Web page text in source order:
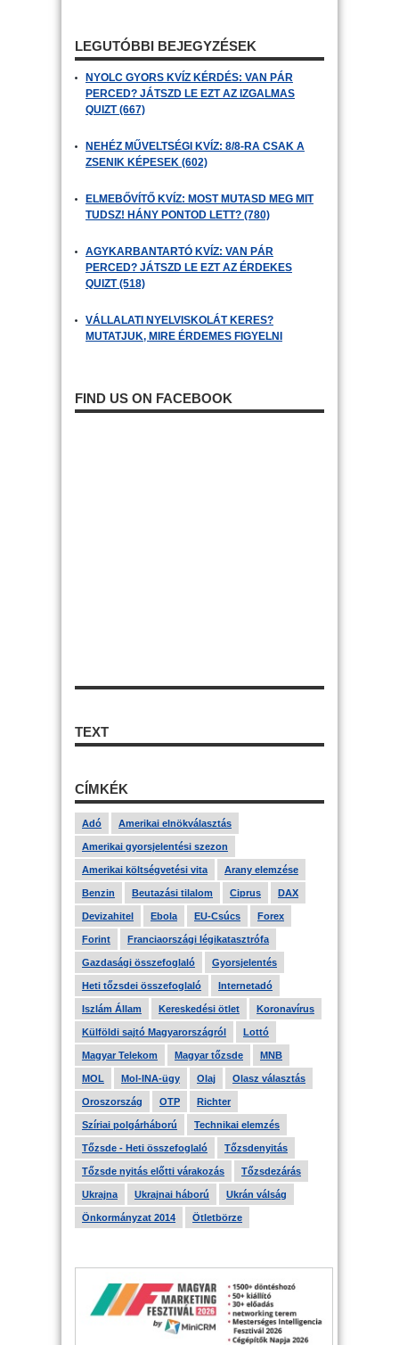
LEGUTÓBBI BEJEGYZÉSEK
NYOLC GYORS KVÍZ KÉRDÉS: VAN PÁR
PERCED? JÁTSZD LE EZT AZ IZGALMAS
QUIZT (667)
NEHÉZ MŰVELTSÉGI KVÍZ: 8/8-RA CSAK A
ZSENIK KÉPESEK (602)
ELMEBŐVÍTŐ KVÍZ: MOST MUTASD MEG MIT
TUDSZ! HÁNY PONTOD LETT? (780)
AGYKARBANTARTÓ KVÍZ: VAN PÁR
PERCED? JÁTSZD LE EZT AZ ÉRDEKES
QUIZT (518)
VÁLLALATI NYELVISKOLÁT KERES?
MUTATJUK, MIRE ÉRDEMES FIGYELNI
FIND US ON FACEBOOK
TEXT
CÍMKÉK
Adó Amerikai elnökválasztás
Amerikai gyorsjelentési szezon
Amerikai költségvetési vita Arany elemzése
Benzin Beutazási tilalom Ciprus DAX
Devizahitel Ebola EU-Csúcs Forex
Forint Franciaországi légikatasztrófa
Gazdasági összefoglaló Gyorsjelentés
Heti tőzsdei összefoglaló Internetadó
Iszlám Állam Kereskedési ötlet Koronavírus
Külföldi sajtó Magyarországról Lottó
Magyar Telekom Magyar tőzsde MNB
MOL Mol-INA-ügy Olaj Olasz választás
Oroszország OTP Richter
Szíriai polgárháború Technikai elemzés
Tőzsde - Heti összefoglaló Tőzsdenyitás
Tőzsde nyitás előtti várakozás Tőzsdezárás
Ukrajna Ukrajnai háború Ukrán válság
Önkormányzat 2014 Ötletbörze